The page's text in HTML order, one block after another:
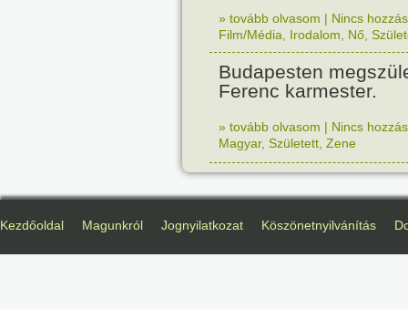
» tovább olvasom | Nincs
Film/Média
Irodalom Nő
Budapesten
Ferenc karmester.
» tovább olvasom | Nincs
Magyar, Született Zene
Kezdőoldal Magunkról Jognyilatkozat Köszönetnyilvánítás